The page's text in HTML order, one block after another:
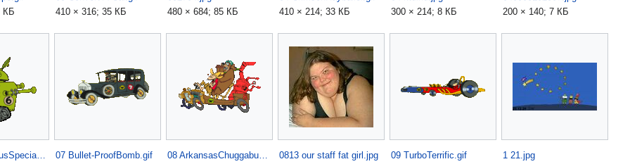
КБ
410 × 316; 35 КБ
480 × 684; 85 КБ
410 × 214; 33 КБ
300 × 214; 8 КБ
200 × 140; 7 КБ
06 ArmySurplusSpecial.gif
07 Bullet-ProofBomb.gif
08 ArkansasChuggabug.gif
0813 our staff fat girl.jpg
09 TurboTerrific.gif
1 21.jpg